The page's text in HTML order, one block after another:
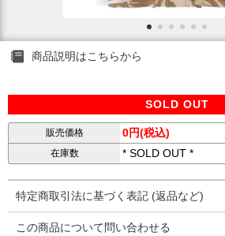
商品説明はこちらから
SOLD OUT
販売価格 0円(税込)
在庫数 * SOLD OUT *
特定商取引法に基づく表記 (返品など)
この商品について問い合わせる